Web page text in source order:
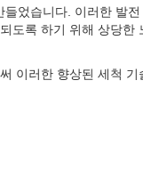
었습니다. 이러한 발
도록 하기 위해 상당한
이러한 향상된 세척